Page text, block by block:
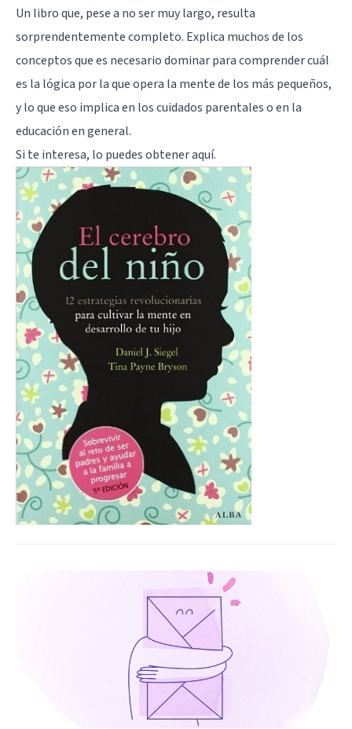
Un libro que, pese a no ser muy largo, resulta
sorprendentemente completo. Explica muchos de los
conceptos que es necesario dominar para comprender cuál
es la lógica por la que opera la mente de los más pequeños,
y lo que eso implica en los cuidados parentales o en la
educación en general.
Si te interesa, lo puedes obteneraquí.